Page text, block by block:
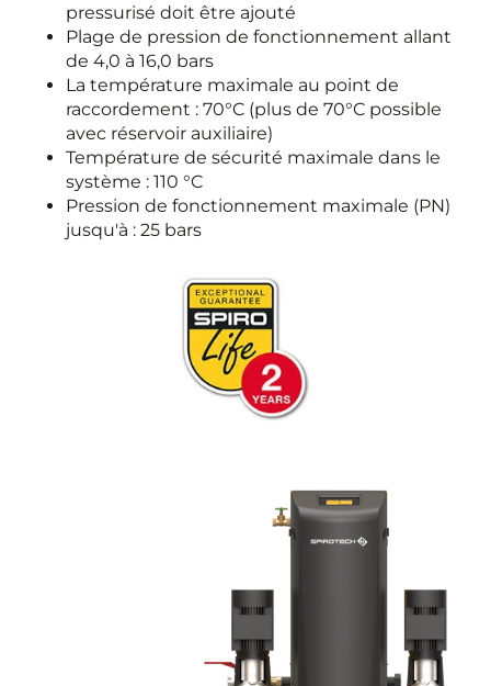
pressurisé doit être ajouté
Plage de pression de fonctionnement allant
de 4,0 à 16,0 bars
La température maximale au point de
raccordement : 70°C (plus de 70°C possible
avec réservoir auxiliaire)
Température de sécurité maximale dans le
système : 110 °C
Pression de fonctionnement maximale (PN)
jusqu'à : 25 bars